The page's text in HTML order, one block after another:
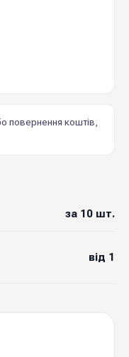
повернення коштів,
за 10 шт.
від 1